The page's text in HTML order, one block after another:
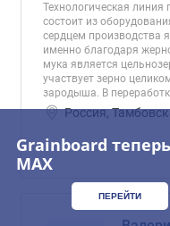
Технологическая
состоит из
сердцем производства
именно благодаря
мука является
участвует зерно
зародыша. В
Россия,
Grainboard
MAX
ПЕРЕЙТИ